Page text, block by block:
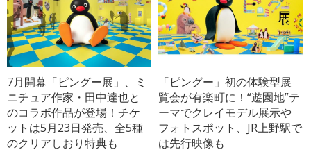
7月開幕「ピングー展」、ミ
ニチュア作家・田中達也と
のコラボ作品が登場！チケ
ットは5月23日発売、全5種
のクリアしおり特典も
「ピングー」初の体験型展
覧会が有楽町に！“遊園地”テ
ーマでクレイモデル展示や
フォトスポット、JR上野駅で
は先行映像も